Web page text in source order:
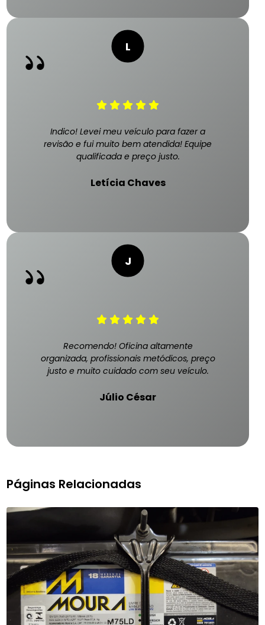
Indico! Levei meu veículo para fazer a
revisão e fui muito bem atendida! Equipe
qualificada e preço justo.
Letícia Chaves
Recomendo! Oficina altamente
organizada, profissionais metódicos, preço
justo e muito cuidado com seu veículo.
Júlio César
Páginas Relacionadas